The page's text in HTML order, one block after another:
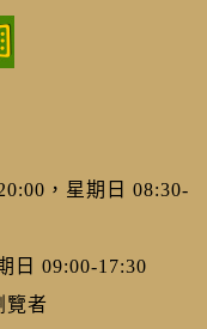
，星期日 08:30-
日 09:00-17:30
覽者